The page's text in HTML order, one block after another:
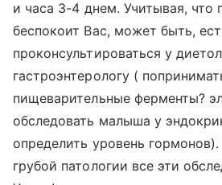
и часа 3-4 днем. Учитывая, что
беспокоит Вас, может быть,
проконсультироваться у
гастроэнтерологу (
пищеварительные ферменты?
обследовать малыша у
определить уровень
грубой патологии все эти